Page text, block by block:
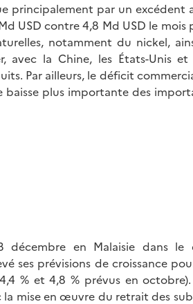
principalement par un excédent
USD contre 4,8 Md USD le mois
notamment du nickel,
avec la Chine, les États-Unis
Par ailleurs, le déficit
baisse plus importante des
en Malaisie dans le
ses prévisions de croissance
% et 4,8 % prévus en octobre).
la mise en œuvre du retrait des